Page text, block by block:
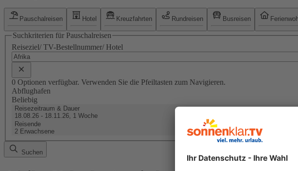
Pauschalreisen Hotel Kreuzfahrten Rundreisen Busreisen
Suchkriterien für Pauschalreisen
Reiseziel/ TV-Bestellnummer/ Hotel
0 Optionen verfügbar. Verwenden Sie die Pfeiltasten zum Navigieren.
Abflughafen
Beliebig
Reisezeitraum & Dauer
18.08.26 - 18.11.26, 1 Woche
Reisende
2 Erwachsene
Suchen